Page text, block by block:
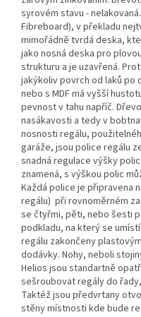
syrovém stavu -
Fibreboard), v překladu
mimořádně tvrdá deska,
jako nosná deska pro
strukturu a je uzavřená.
jakýkoliv povrch od laků po
nebo s MDF má vyšší
pevnost v tahu napříč.
nasákavosti a tedy v
nosnosti regálu,
garáže, jsou police regálu
snadná regulace výšky
znamená, s výškou polic
Každá police je připravena
regálu) při rovnoměrném
se čtyřmi, pěti, nebo šesti
podkladu, na který se
regálu zakončeny
dodávky. Nohy, neboli
Helios jsou standartně
sešroubovat regály do
Taktéž jsou předvrtany
stěny místnosti kde bude